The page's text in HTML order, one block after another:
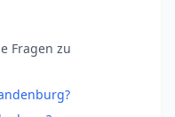
Fragen zu